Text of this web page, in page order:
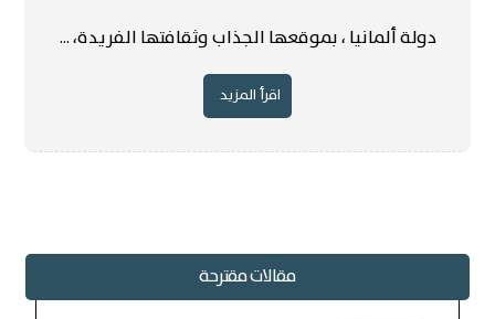
دولة ألمانيا ، بموقعها الجذاب وثقافتها الفريدة، ...
اقرأ المزيد
مقالات مقترحة